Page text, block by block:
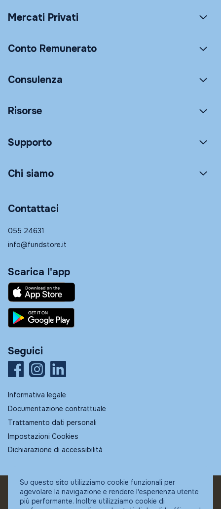
Mercati Privati
Conto Remunerato
Consulenza
Risorse
Supporto
Chi siamo
Contattaci
055 24631
info@fundstore.it
Scarica l'app
Seguici
Informativa legale
Documentazione contrattuale
Trattamento dati personali
Impostazioni Cookies
Dichiarazione di accessibilità
© Fundstore
Collocatore autorizzato:
Su questo sito utilizziamo cookie funzionali per
agevolare la navigazione e rendere l'esperienza utente
più performante. Inoltre utilizziamo cookie di